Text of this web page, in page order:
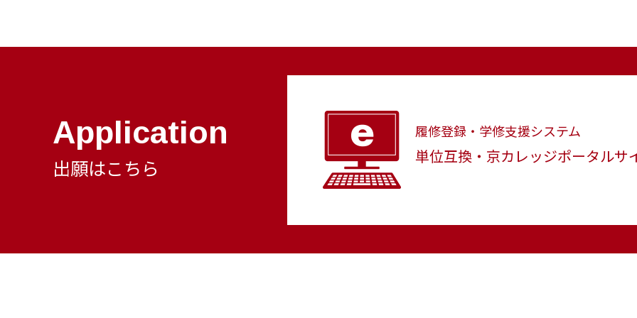
Application
出願はこちら
履修登録・学修支援システム
単位互換・京カレッジポータルサ